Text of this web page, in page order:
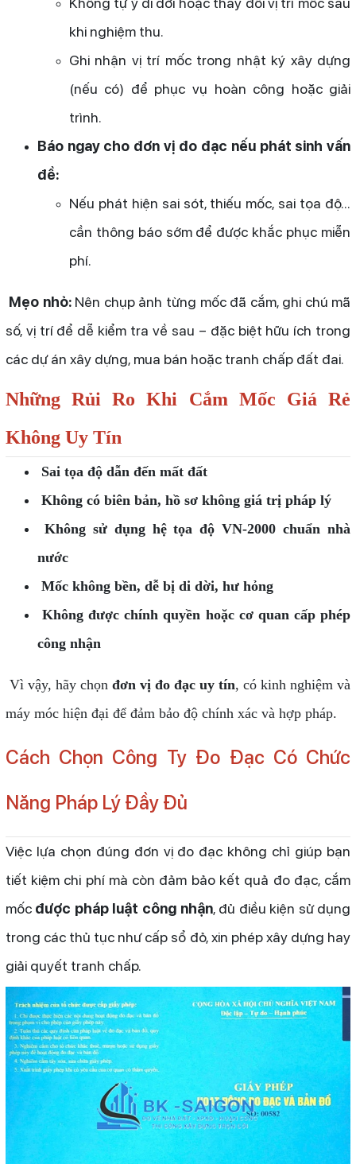
khi nghiệm thu.
Ghi nhận vị trí mốc trong nhật ký xây dựng
(nếu có) để phục vụ hoàn công hoặc giải
trình.
Báo ngay cho đơn vị đo đạc nếu phát sinh vấn
đề:
Nếu phát hiện sai sót, thiếu mốc, sai tọa độ...
cần thông báo sớm để được khắc phục miễn
phí.
Mẹo nhỏ:Nên chụp ảnh từng mốc đã cắm, ghi chú mã
số, vị trí để dễ kiểm tra về sau – đặc biệt hữu ích trong
các dự án xây dựng, mua bán hoặc tranh chấp đất đai.
Những Rủi Ro Khi Cắm Mốc Giá Rẻ
Không Uy Tín
Sai tọa độ dẫn đến mất đất
Không có biên bản, hồ sơ không giá trị pháp lý
Không sử dụng hệ tọa độ VN-2000 chuẩn nhà
nước
Mốc không bền, dễ bị di dời, hư hỏng
Không được chính quyền hoặc cơ quan cấp phép
công nhận
Vì vậy, hãy chọn đơn vị đo đạc uy tín, có kinh nghiệm và
máy móc hiện đại để đảm bảo độ chính xác và hợp pháp.
Cách Chọn Công Ty Đo Đạc Có Chức
Năng Pháp Lý Đầy Đủ
Việc lựa chọn đúng đơn vị đo đạc không chỉ giúp bạn
tiết kiệm chi phí mà còn đảm bảo kết quả đo đạc, cắm
mốc được pháp luật công nhận, đủ điều kiện sử dụng
trong các thủ tục như cấp sổ đỏ, xin phép xây dựng hay
giải quyết tranh chấp.